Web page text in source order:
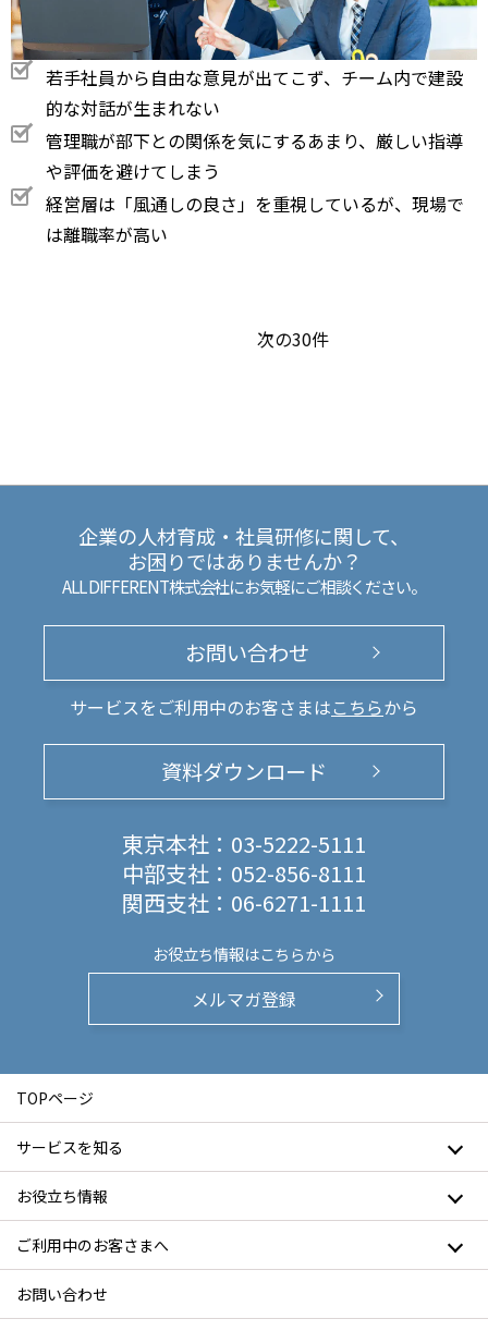
若手社員から自由な意見が出てこず、チーム内で建設
的な対話が生まれない
管理職が部下との関係を気にするあまり、厳しい指導
や評価を避けてしまう
経営層は「風通しの良さ」を重視しているが、現場で
は離職率が高い
次の30件
企業の人材育成・社員研修に関して、
お困りではありませんか？
ALL DIFFERENT株式会社にお気軽にご相談ください。
お問い合わせ
サービスをご利用中のお客さまはこちらから
資料ダウンロード
東京本社： 03-5222-5111
中部支社： 052-856-8111
関西支社： 06-6271-1111
お役立ち情報はこちらから
メルマガ登録
TOPページ
サービスを知る
お役立ち情報
ご利用中のお客さまへ
お問い合わせ